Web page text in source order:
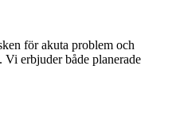
för akuta problem och
erbjuder både planerade